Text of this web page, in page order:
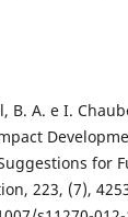
B. A. e I.
for
223, (7),